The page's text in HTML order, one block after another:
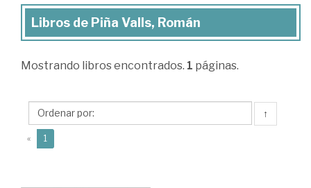
Libros
Piña
Román
Libros de Piña Valls, Román
Mostrando libros encontrados. 1 páginas.
↑
« 1